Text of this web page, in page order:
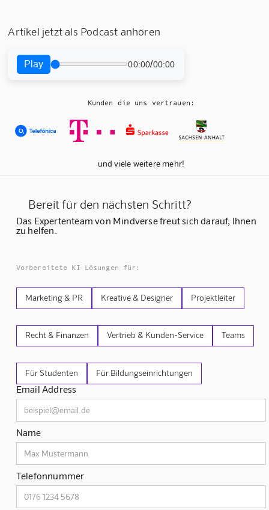
Artikel jetzt als Podcast anhören
Play 00:00/00:00
Kunden die uns vertrauen:
und viele weitere mehr!
Bereit für den nächsten Schritt?
Das Expertenteam von Mindverse freut sich darauf, Ihnen
zu helfen.
Vorbereitete KI Lösungen für:
Marketing & PR Kreative & Designer Projektleiter
Recht & Finanzen Vertrieb & Kunden-Service Teams
Für Studenten Für Bildungseinrichtungen
Email Address
Name
Telefonnummer